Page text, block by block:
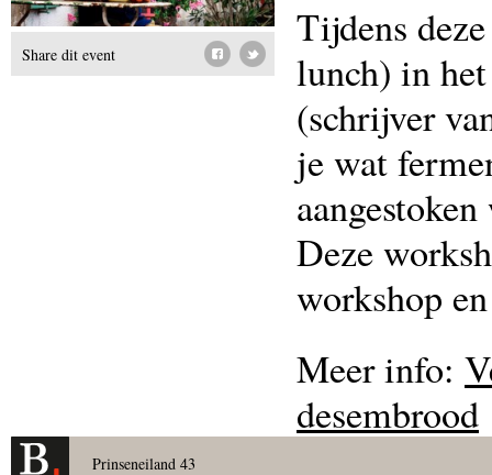
Share dit event
Tijdens
lunch) in
(schrijver
je wat
Deze
workshop
Meer info:
desembrood
Prinseneiland 43